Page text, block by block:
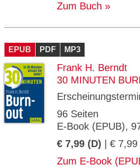
Zum Buch
EPUB PDF MP3
Frank H. Berndt
30 MINUTEN
96 Seiten
E-Book (EPUB),
€ 7,99 (D) | €
Zum E-Book